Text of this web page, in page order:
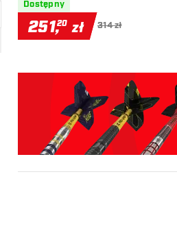
Dostępny
251,20 zł 314 zł